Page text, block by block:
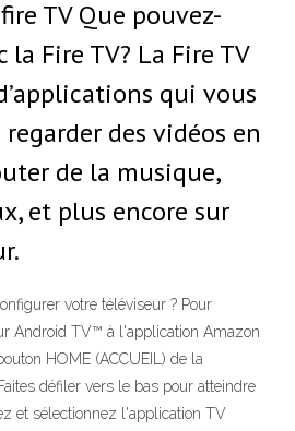
TV Que pouvez-
Fire TV? La Fire TV
qui vous
des vidéos en
de la musique,
et plus encore sur
votre téléviseur ? Pour
Android TV™ à l'application Amazon
HOME (ACCUEIL) de la
défiler vers le bas pour atteindre
et sélectionnez l'application TV